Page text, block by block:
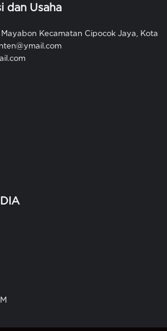
dan Usaha
Kecamatan Cipocok Jaya, Kota